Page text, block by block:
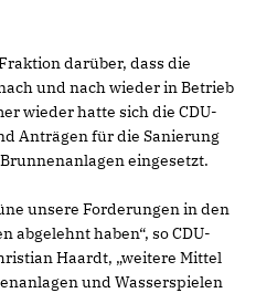
darüber, dass die
und nach wieder in Betrieb
wieder hatte sich die CDU-
Anträgen für die Sanierung
eingesetzt.
unsere Forderungen in den
abgelehnt haben“, so CDU-
Haardt, „weitere Mittel
und Wasserspielen